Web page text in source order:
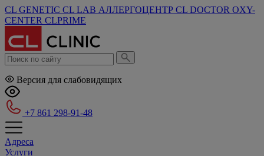
CL GENETIC CL LAB АЛЛЕРГОЦЕНТР CL DOCTOR OXY-
CENTER CLPRIME
Версия для слабовидящих
+7 861 298-91-48
Адреса
Услуги